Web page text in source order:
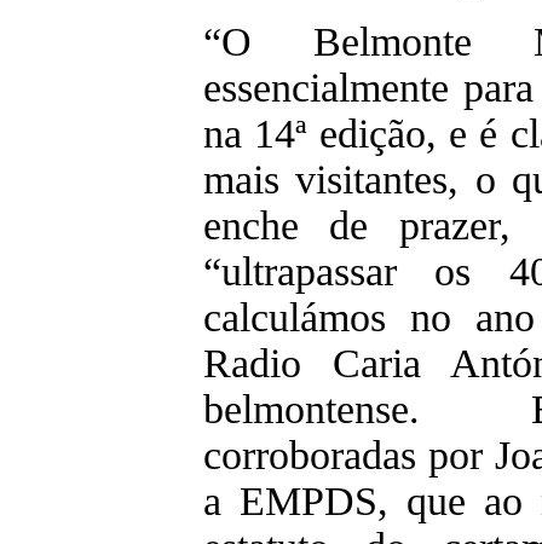
“O Belmonte
essencialmente
na 14ª edição, e é
mais visitantes, o
enche de
“ultrapassar os
calculámos no
Radio Caria
belmontense.
corroboradas por
a EMPDS, que ao